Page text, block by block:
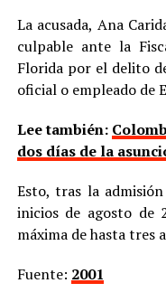
La acusada, Ana
culpable ante la
Florida por el delito
oficial o empleado de
Lee también:
dos días de la
Esto, tras la
inicios de agosto de
máxima de hasta tres
Fuente: 2001